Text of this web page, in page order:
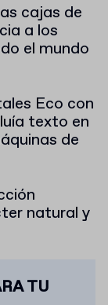
cajas de
a los
el mundo
Eco con
texto en
de
natural y
TU